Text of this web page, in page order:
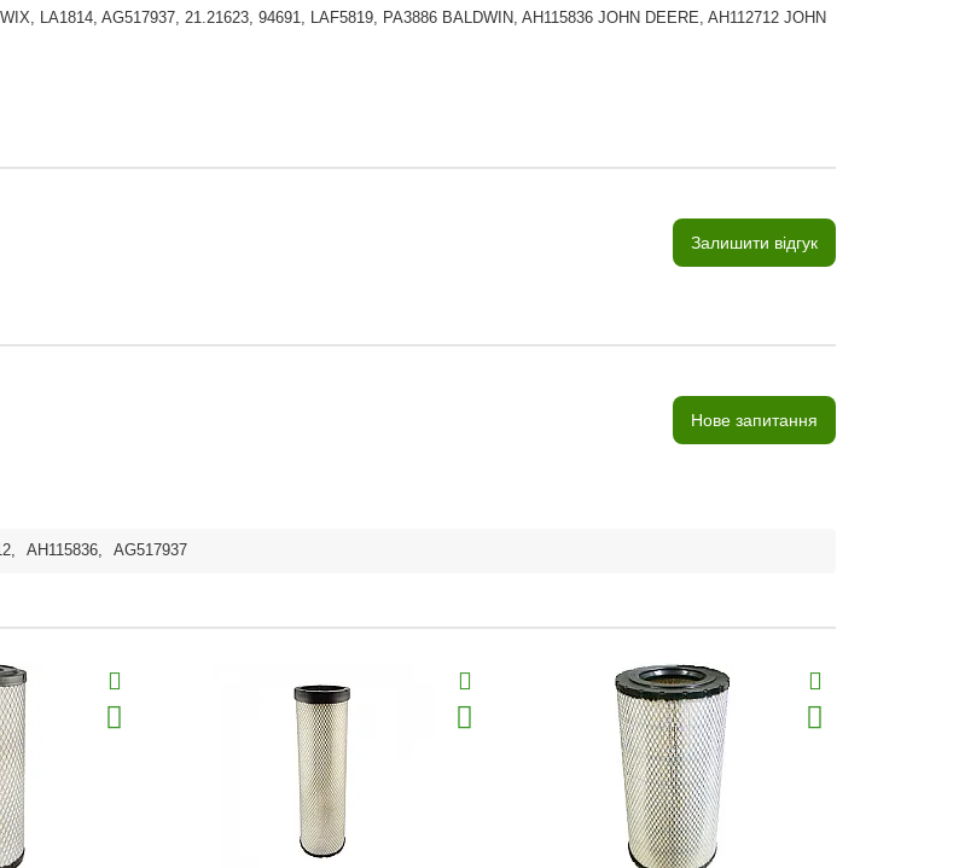
LA1814, AG517937, 21.21623, 94691, LAF5819, PA3886 BALDWIN, AH115836 JOHN DEERE, AH112712 JOHN
Залишити відгук
Нове запитання
, AH115836, AG517937